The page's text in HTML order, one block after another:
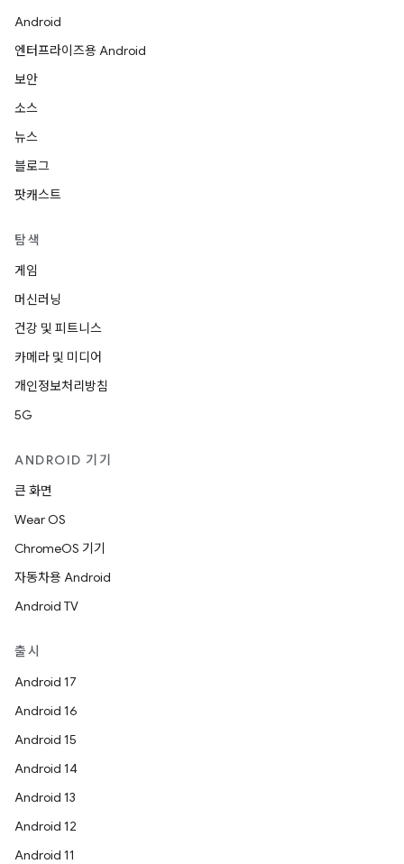
Android
엔터프라이즈용 Android
보안
소스
뉴스
블로그
팟캐스트
탐색
게임
머신러닝
건강 및 피트니스
카메라 및 미디어
개인정보처리방침
5G
ANDROID 기기
큰 화면
Wear OS
ChromeOS 기기
자동차용 Android
Android TV
출시
Android 17
Android 16
Android 15
Android 14
Android 13
Android 12
Android 11